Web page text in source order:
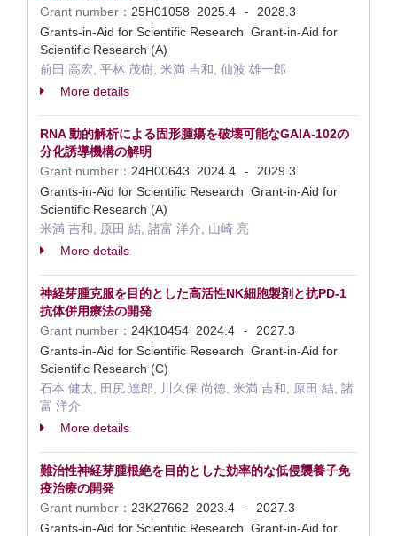
Grant number： 25H01058 2025.4 -
2028.3
Grants-in-Aid for Scientific Research Grant-in-Aid for
Scientific Research (A)
前田 高宏, 平林 茂樹, 米満 吉和, 仙波 雄一郎
More details
RNA 動的解析による固形腫瘍を破壊可能なGAIA-102の
分化誘導機構の解明
Grant number： 24H00643 2024.4 -
2029.3
Grants-in-Aid for Scientific Research Grant-in-Aid for
Scientific Research (A)
米満 吉和, 原田 結, 諸富 洋介, 山崎 亮
More details
神経芽腫克服を目的とした高活性NK細胞製剤と抗PD-1
抗体併用療法の開発
Grant number： 24K10454 2024.4 -
2027.3
Grants-in-Aid for Scientific Research Grant-in-Aid for
Scientific Research (C)
石本 健太, 田尻 達郎, 川久保 尚徳, 米満 吉和, 原田 結, 諸
富 洋介
More details
難治性神経芽腫根絶を目的とした効率的な低侵襲養子免
疫治療の開発
Grant number： 23K27662 2023.4 -
2027.3
Grants-in-Aid for Scientific Research Grant-in-Aid for